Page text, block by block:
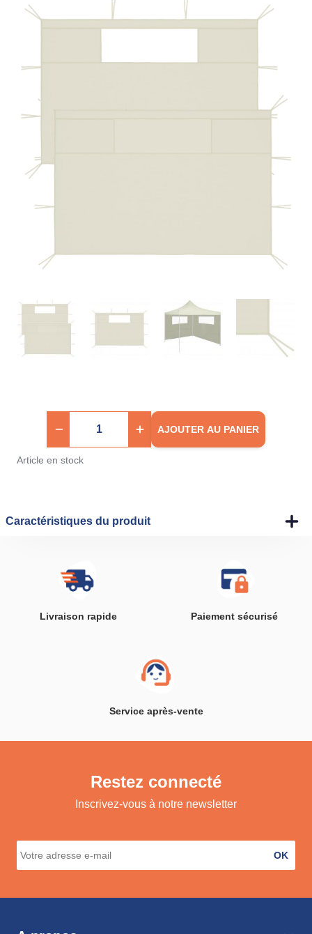
AJOUTER AU PANIER
Article en stock
Caractéristiques du produit
Livraison rapide Paiement sécurisé
Service après-vente
Restez connecté
Inscrivez-vous à notre newsletter
OK